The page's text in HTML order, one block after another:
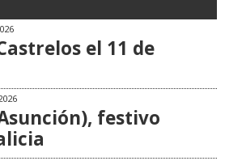
el 11 de
festivo